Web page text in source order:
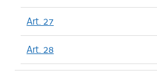
Art. 27
Art. 28